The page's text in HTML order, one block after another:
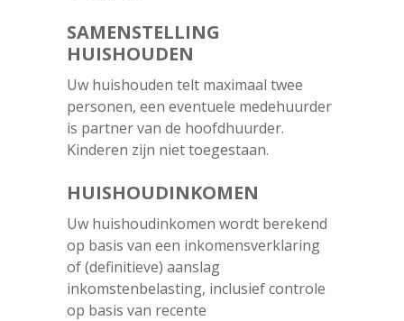
SAMENSTELLING
HUISHOUDEN
Uw huishouden telt maximaal twee
personen, een eventuele medehuurder
is partner van de hoofdhuurder.
Kinderen zijn niet toegestaan.
HUISHOUDINKOMEN
Uw huishoudinkomen wordt berekend
op basis van een inkomensverklaring
of (definitieve) aanslag
inkomstenbelasting, inclusief controle
op basis van recente